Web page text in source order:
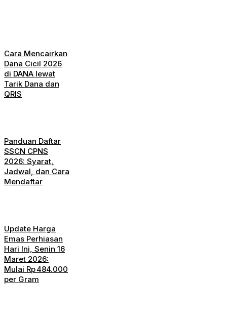
Cara Mencairkan
Dana Cicil 2026
di DANA lewat
Tarik Dana dan
QRIS
Panduan Daftar
SSCN CPNS
2026: Syarat,
Jadwal, dan Cara
Mendaftar
Update Harga
Emas Perhiasan
Hari Ini, Senin 16
Maret 2026:
Mulai Rp 484.000
per Gram